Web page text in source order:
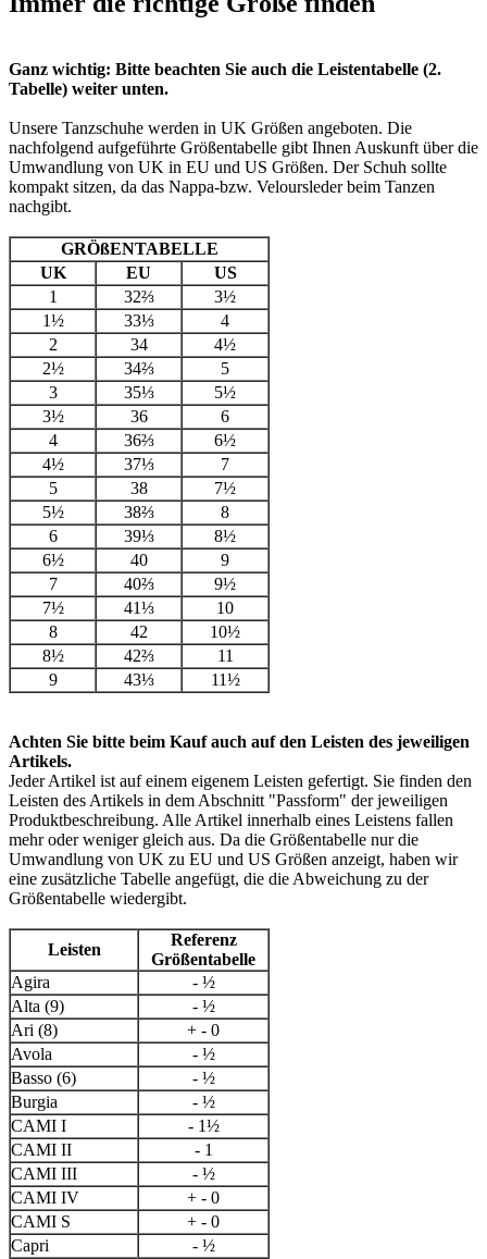
Ganz wichtig: Bitte beachten Sie auch die Leistentabelle (2.
Tabelle) weiter unten.
Unsere Tanzschuhe werden in UK Größen angeboten. Die
nachfolgend aufgeführte Größentabelle gibt Ihnen Auskunft über die
Umwandlung von UK in EU und US Größen. Der Schuh sollte
kompakt sitzen, da das Nappa-bzw. Veloursleder beim Tanzen
nachgibt.
GRÖßENTABELLE
UK
EU
US
1
32⅔
3½
1½
33⅓
4
2
34
4½
2½
34⅔
5
3
35⅓
5½
3½
36
6
4
36⅔
6½
4½
37⅓
7
5
38
7½
5½
38⅔
8
6
39⅓
8½
6½
40
9
7
40⅔
9½
7½
41⅓
10
8
42
10½
8½
42⅔
11
9
43⅓ 11½
Achten Sie bitte beim Kauf auch auf den Leisten des jeweiligen
Artikels.
Jeder Artikel ist auf einem eigenem Leisten gefertigt. Sie finden den
Leisten des Artikels in dem Abschnitt "Passform" der jeweiligen
Produktbeschreibung. Alle Artikel innerhalb eines Leistens fallen
mehr oder weniger gleich aus. Da die Größentabelle nur die
Umwandlung von UK zu EU und US Größen anzeigt, haben wir
eine zusätzliche Tabelle angefügt, die die Abweichung zu der
Größentabelle wiedergibt.
Leisten
Referenz
Größentabelle
Agira
- ½
Alta (9)
- ½
Ari (8)
+ - 0
Avola
- ½
Basso (6)
- ½
Burgia
- ½
CAMI I
- 1½
CAMI II
- 1
CAMI III
- ½
CAMI IV
+ - 0
CAMI S
+ - 0
Capri
- ½